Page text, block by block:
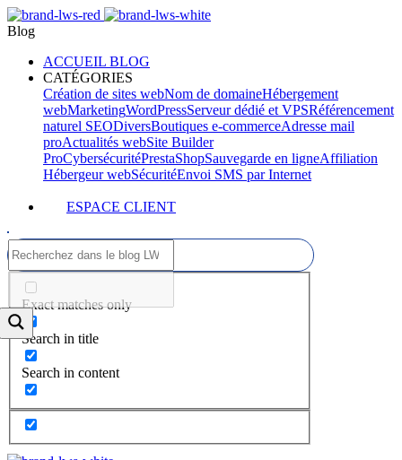
Blog
ACCUEIL BLOG
CATÉGORIES
Création de sites webNom de domaineHébergement
webMarketingWordPressServeur dédié et VPSRéférencement
naturel SEODiversBoutiques e-commerceAdresse mail
proActualités webSite Builder
ProCybersécuritéPrestaShopSauvegarde en ligneAffiliation
Hébergeur webSécuritéEnvoi SMS par Internet
ESPACE CLIENT
Exact matches only
Search in title
Search in content